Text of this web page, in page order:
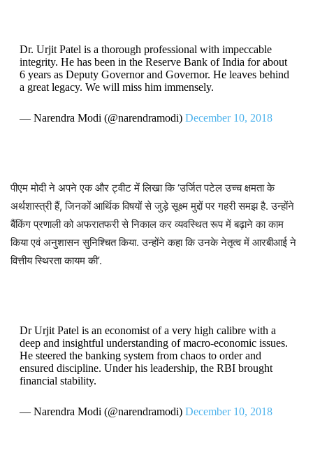
Dr. Urjit Patel is a thorough professional with impeccable
integrity. He has been in the Reserve Bank of India for about
6 years as Deputy Governor and Governor. He leaves behind
a great legacy. We will miss him immensely.
— Narendra Modi (@narendramodi) December 10, 2018
पीएम मोदी ने अपने एक और ट्वीट में लिखा कि ‘उर्जित पटेल उच्च क्षमता के
अर्थशास्त्री हैं, जिनकों आर्थिक विषयों से जुड़े सूक्ष्म मुद्दों पर गहरी समझ है. उन्होंने
बैंकिंग प्रणाली को अफरातफरी से निकाल कर व्यवस्थित रूप में बढ़ाने का काम
किया एवं अनुशासन सुनिश्चित किया. उन्होंने कहा कि उनके नेतृत्व में आरबीआई ने
वित्तीय स्थिरता कायम की’.
Dr Urjit Patel is an economist of a very high calibre with a
deep and insightful understanding of macro-economic issues.
He steered the banking system from chaos to order and
ensured discipline. Under his leadership, the RBI brought
financial stability.
— Narendra Modi (@narendramodi) December 10, 2018